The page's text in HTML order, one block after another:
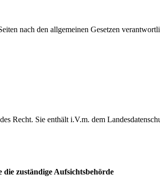
nach den allgemeinen Gesetzen
Recht. Sie enthält i.V.m. dem
zuständige Aufsichtsbehörde